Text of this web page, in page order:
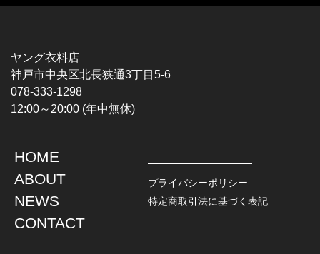
MUSIC TEE
HARDCORE / PUNK
PROGLESSIVE ROCK
POPS
SOUL / R&B
T-SHIRTS
CHAMPION
TOPS
L / S SHIRT
S / S SHIRT
HAWAIIAN SHIRT
JACKET
DENIM
LEATHER
ヤング衣料店
神戸市中央区北長狭通3丁目5-6
078-333-1298
12:00～20:00 (年中無休)
HOME
ABOUT
NEWS
CONTACT
プライバシーポリシー
特定商取引法に基づく表記